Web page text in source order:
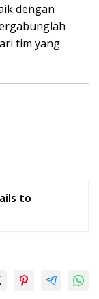
dengan
tim yang
to